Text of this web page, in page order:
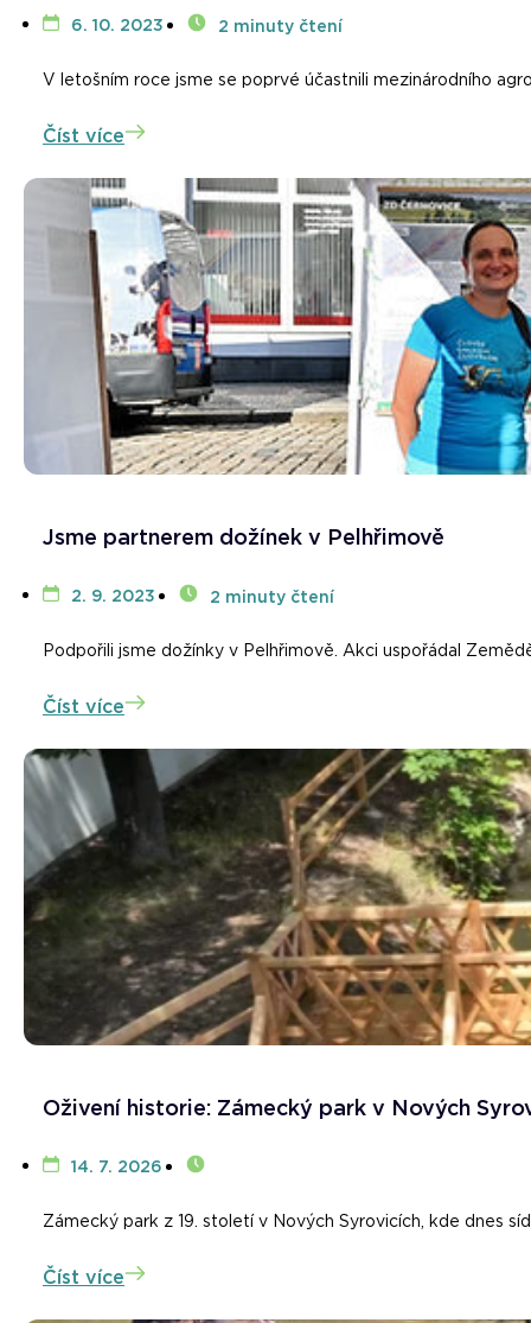
6. 10. 2023 2 minuty čtení
V letošním roce jsme se poprvé účastnili mezinárodního
Číst více
Jsme partnerem dožínek v Pelhřimově
2. 9. 2023 2 minuty čtení
Podpořili jsme dožínky v Pelhřimově. Akci uspořádal
Číst více
Oživení historie: Zámecký park v Nových
14. 7. 2026
Zámecký park z 19. století v Nových Syrovicích, kde dnes
Číst více